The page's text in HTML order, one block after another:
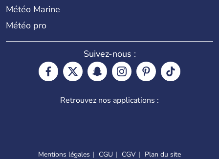
Météo Marine
Météo pro
Suivez-nous :
Retrouvez nos applications :
Mentions légales CGU CGV Plan du site